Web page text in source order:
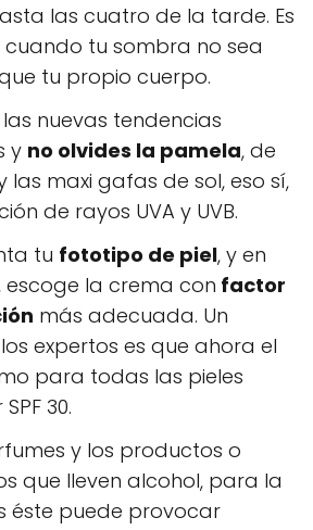
las cuatro de la tarde. Es
cuando tu sombra no sea
tu propio cuerpo.
nuevas tendencias
y no olvides la pamela, de
las maxi gafas de sol, eso sí,
de rayos UVA y UVB.
tu fototipo de piel, y en
escoge la crema con factor
más adecuada. Un
expertos es que ahora el
para todas las pieles
30.
y los productos o
que lleven alcohol, para la
éste puede provocar